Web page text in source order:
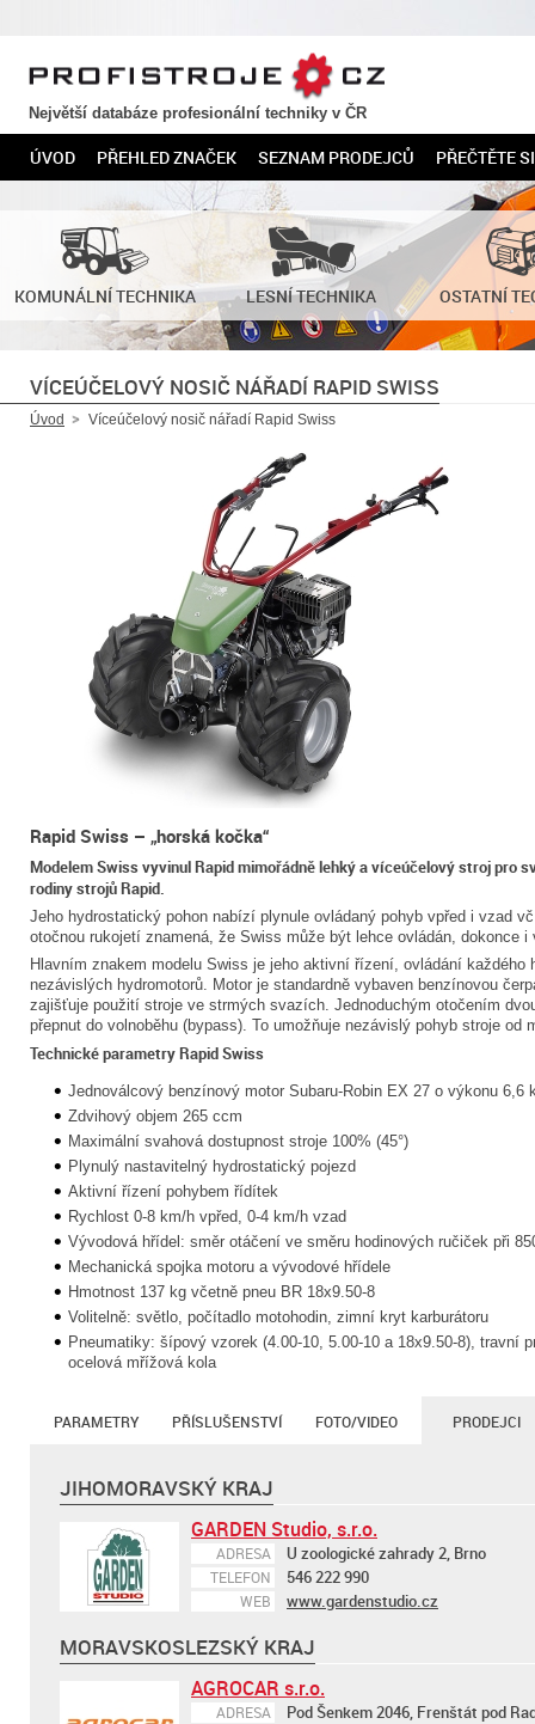
PROFISTROJE.CZ
Největší databáze profesionální techniky v ČR
ÚVOD PŘEHLED ZNAČEK SEZNAM PRODEJCŮ PŘEČTĚTE SI
KOMUNÁLNÍ TECHNIKA LESNÍ TECHNIKA OSTATNÍ
VÍCEÚČELOVÝ NOSIČ NÁŘADÍ RAPID SWISS
Úvod Víceúčelový nosič nářadí Rapid Swiss
Rapid Swiss – „horská kočka“
Modelem Swiss vyvinul Rapid mimořádně lehký a víceúčelový stroj pro
rodiny strojů Rapid.
Jeho hydrostatický pohon nabízí plynule ovládaný pohyb vpřed i vzad
otočnou rukojetí znamená, že Swiss může být lehce ovládán, dokonce
Hlavním znakem modelu Swiss je jeho aktivní řízení, ovládání každého
nezávislých hydromotorů. Motor je standardně vybaven benzínovou
zajišťuje použití stroje ve strmých svazích. Jednoduchým otočením
přepnut do volnoběhu (bypass). To umožňuje nezávislý pohyb stroje od
Technické parametry Rapid Swiss
Jednoválcový benzínový motor Subaru-Robin EX 27 o výkonu 6,6
Zdvihový objem 265 ccm
Maximální svahová dostupnost stroje 100% (45°)
Plynulý nastavitelný hydrostatický pojezd
Aktivní řízení pohybem řídítek
Rychlost 0-8 km/h vpřed, 0-4 km/h vzad
Vývodová hřídel: směr otáčení ve směru hodinových ručiček při
Mechanická spojka motoru a vývodové hřídele
Hmotnost 137 kg včetně pneu BR 18x9.50-8
Volitelně: světlo, počítadlo motohodin, zimní kryt karburátoru
Pneumatiky: šípový vzorek (4.00-10, 5.00-10 a 18x9.50-8), travní
ocelová mřížová kola
PARAMETRY PŘÍSLUŠENSTVÍ FOTO/VIDEO PRODEJCI
JIHOMORAVSKÝ KRAJ
GARDEN Studio, s.r.o.
ADRESA U zoologické zahrady 2, Brno
TELEFON 546 222 990
WEB www.gardenstudio.cz
MORAVSKOSLEZSKÝ KRAJ
AGROCAR s.r.o.
ADRESA Pod Šenkem 2046, Frenštát pod